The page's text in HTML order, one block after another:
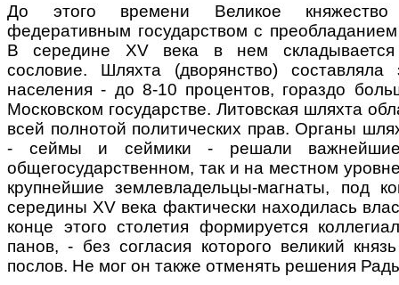
До этого времени Великое
федеративным государством с
В середине ХV века в нем
сословие. Шляхта (дворянство) составляла
населения - до 8-10 процентов, гораздо
Московском государстве. Литовская шляхта
всей полнотой политических прав. Органы
- сеймы и сеймики - решали
общегосударственном, так и на местном
крупнейшие землевладельцы-магнаты, под
середины ХV века фактически находилась
конце этого столетия формируется
панов, - без согласия которого великий
послов. Не мог он также отменять решения